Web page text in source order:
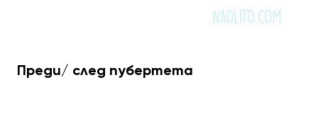
Преди/ след пубертета